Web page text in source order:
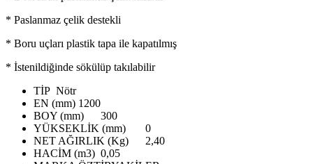
* Paslanmaz çelik destekli
* Boru uçları plastik tapa ile kapatılmış
* İstenildiğinde sökülüp takılabilir
TİP Nötr
EN (mm) 1200
BOY (mm)
300
YÜKSEKLİK (mm)
0
NET AĞIRLIK (Kg)
2,40
HACİM (m3) 0,05